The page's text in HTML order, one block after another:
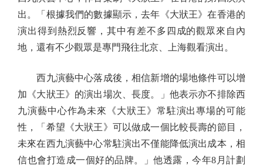
出。「根據我們的數據顯示，去年《大狀王》在香港的
演出得到熱烈反響，其中有差不多四成的觀眾來自內
地，還有不少觀眾是專門飛往北京、上海觀看演出。
西九演藝中心落成後，相信新增的場地條件可以增
加《大狀王》的演出場次、長度。」他表示亦不排除西
九演藝中心作為未來《大狀王》常駐演出專場的可能
性，「希望《大狀王》可以做成一個比較長壽的節目，
未來在西九演藝中心常駐演出不僅能降低演出成本，相
信也會打造成一個好的品牌。」他透露，今年8月計劃